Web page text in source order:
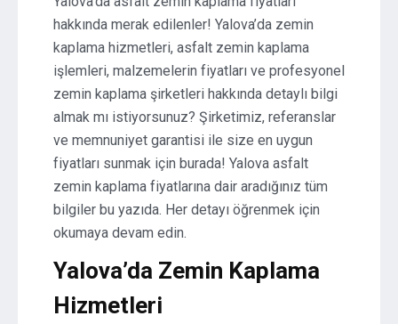
hakkında merak edilenler! Yalova’da zemin
kaplama hizmetleri, asfalt zemin kaplama
işlemleri, malzemelerin fiyatları ve profesyonel
zemin kaplama şirketleri hakkında detaylı bilgi
almak mı istiyorsunuz? Şirketimiz, referanslar
ve memnuniyet garantisi ile size en uygun
fiyatları sunmak için burada! Yalova asfalt
zemin kaplama fiyatlarına dair aradığınız tüm
bilgiler bu yazıda. Her detayı öğrenmek için
okumaya devam edin.
Yalova’da Zemin Kaplama
Hizmetleri